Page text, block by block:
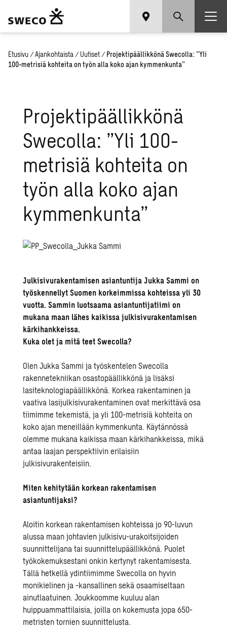
Etusivu / Ajankohtaista / Uutiset / Projektipäällikkönä Swecolla: ”Yli
100-metrisiä kohteita on työn alla koko ajan kymmenkunta”
Projektipäällikkönä
Swecolla: ”Yli 100-
metrisiä kohteita on
työn alla koko ajan
kymmenkunta”
Julkisivurakentamisen asiantuntija Jukka Sammi on
työskennellyt Suomen korkeimmissa kohteissa yli 30
vuotta. Sammin luotsaama asiantuntijatiimi on
mukana maan lähes kaikissa julkisivurakentamisen
kärkihankkeissa.
Kuka olet ja mitä teet Swecolla?
Olen Jukka Sammi ja työskentelen Swecolla
rakennetekniikan osastopäällikkönä ja lisäksi
lasiteknologiapäällikkönä. Korkea rakentaminen ja
vaativa lasijulkisivurakentaminen ovat merkittävä osa
tiimimme tekemistä, ja yli 100-metrisiä kohteita on
koko ajan meneillään kymmenkunta. Käytännössä
olemme mukana kaikissa maan kärkihankkeissa, mikä
antaa laajan perspektiivin erilaisiin
julkisivurakenteisiin.
Miten kehitytään korkean rakentamisen
asiantuntijaksi?
Aloitin korkean rakentamisen kohteissa jo 90-luvun
alussa maan johtavien julkisivu-urakoitsijoiden
suunnittelijana tai suunnittelupäällikkönä. Puolet
työkokemuksestani onkin kertynyt rakentamisesta.
Tällä hetkellä ydintiimimme Swecolla on hyvin
monikielinen ja -kansallinen sekä osaamiseltaan
ainutlaatuinen. Joukkoomme kuuluu alan
huippuammattilaisia, joilla on kokemusta jopa 650-
metristen tornien suunnittelusta.